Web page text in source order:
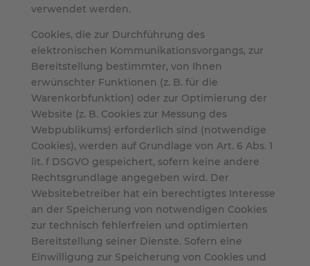
verwendet werden.
Cookies, die zur Durchführung des
elektronischen Kommunikationsvorgangs, zur
Bereitstellung bestimmter, von Ihnen
erwünschter Funktionen (z. B. für die
Warenkorbfunktion) oder zur Optimierung der
Website (z. B. Cookies zur Messung des
Webpublikums) erforderlich sind (notwendige
Cookies), werden auf Grundlage von Art. 6 Abs. 1
lit. f DSGVO gespeichert, sofern keine andere
Rechtsgrundlage angegeben wird. Der
Websitebetreiber hat ein berechtigtes Interesse
an der Speicherung von notwendigen Cookies
zur technisch fehlerfreien und optimierten
Bereitstellung seiner Dienste. Sofern eine
Einwilligung zur Speicherung von Cookies und